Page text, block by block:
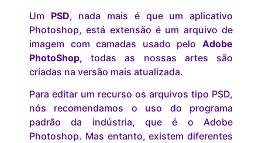
Um PSD, nada mais é que um aplicativo
Photoshop, está extensão é um arquivo de
imagem com camadas usado pelo Adobe
PhotoShop, todas as nossas artes são
criadas na versão mais atualizada.
Para editar um recurso os arquivos tipo PSD,
nós recomendamos o uso do programa
padrão da indústria, que é o Adobe
Photoshop. Mas entanto, existem diferentes